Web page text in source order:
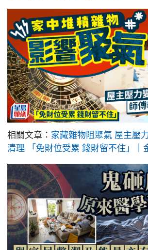
相關文章： 家藏雜物阻聚氣 屋主壓
清理 「免財位受累 錢財留不住」｜